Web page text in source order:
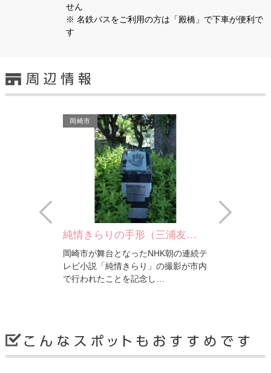
せん
※ 名鉄バスをご利用の方は「殿橋」で下車が便利で
す
岡崎市
純情きらりの手形（三浦友…
岡崎市が舞台となったNHK朝の連続テ
レビ小説「純情きらり」の撮影が市内
で行われたことを記念し…